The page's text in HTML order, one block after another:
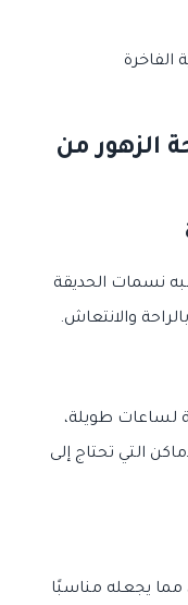
الفاخرة
الزهور من
نسمات الحديقة
والانتعاش.
لساعات طويلة،
التي تحتاج إلى
يجعله مناسبًا